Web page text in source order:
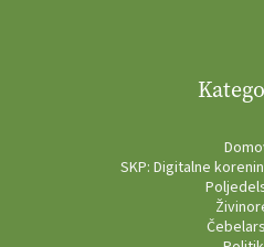
SKP: Digitalne